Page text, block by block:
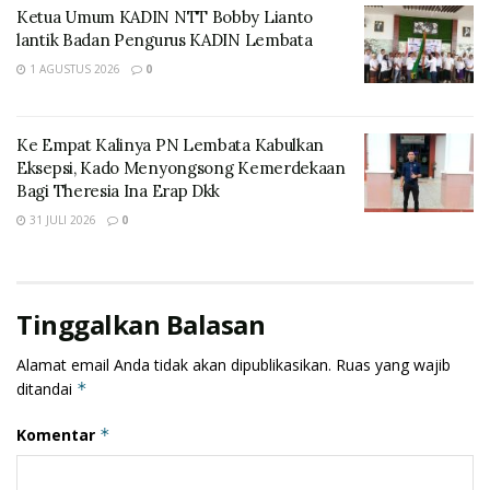
Menanggapi hal itu, PLN dan Yayasan Papha
membangun sambungan pipa tambahan dan jaringan
berhasil menjangkau Dusun Lewokurang pada 22
Oktober 2025, sebagai persembahan PLN menjelang
Hari Listrik Nasional.
“Dengan capaian ini, maka tiga dusun di Desa
Nubahaeraka atau sebanyak 200 penerima manfaat
Ketua Umum KADIN NTT Bobby Lianto
lantik Badan Pengurus KADIN Lembata
1 AGUSTUS 2026 0
Ke Empat Kalinya PN Lembata Kabulkan
Eksepsi, Kado Menyongsong Kemerdekaan
Bagi Theresia Ina Erap Dkk
31 JULI 2026 0
Tinggalkan Balasan
Alamat email Anda tidak akan dipublikasikan. Ruas yang wajib
ditandai *
Komentar *